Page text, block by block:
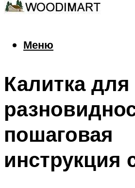
Меню
Меню
Калитка для
пошаговая
инструкция